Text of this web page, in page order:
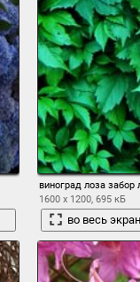
виноград лоза забор
1600 x 1200, 695 кБ
во весь экран